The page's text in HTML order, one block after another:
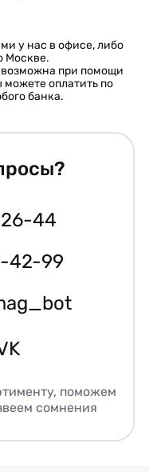
у нас в офисе, либо
Москве.
возможна при помощи
оплатить по
банка.
44
42-99
поможем
сомнения